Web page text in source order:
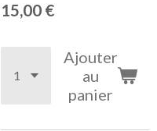
15,00 €
Ajouter
au
panier